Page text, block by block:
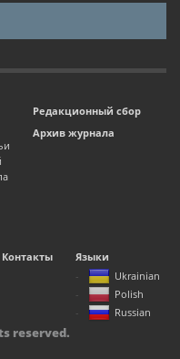
Редакционный сбор
Архив журнала
Контакты
Языки
Ukrainian
Polish
Russian
reserved.